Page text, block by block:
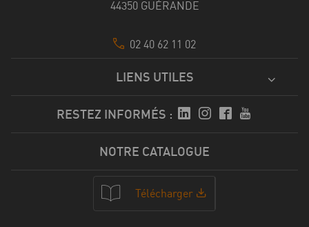
44350 GUÉRANDE
02 40 62 11 02
LIENS UTILES
RESTEZ INFORMÉS :
NOTRE CATALOGUE
Télécharger